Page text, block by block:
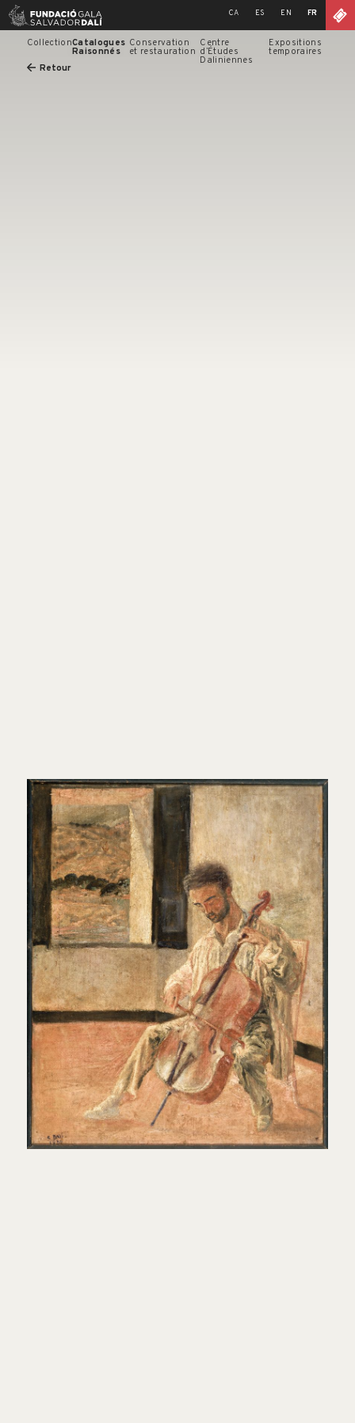
Skip
CA ES EN FR
CollectionCatalogues
Raisonnés
Conservation
et restauration
Centre
d’Études
Daliniennes
Expositions
temporaires
Retour